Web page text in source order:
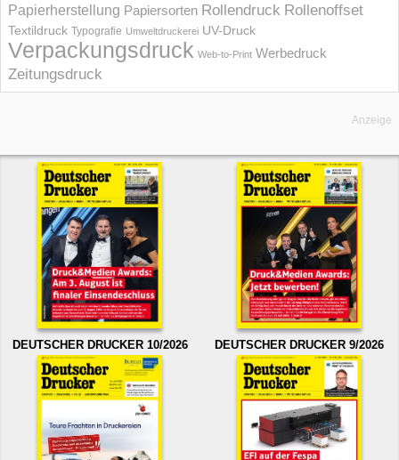
Papierherstellung Papiersorten Rollendruck Rollenoffset
Textildruck Typografie Umweltdruckerei UV-Druck
Verpackungsdruck Web-to-Print Werbedruck
Zeitungsdruck
Anzeige
DEUTSCHER DRUCKER 10/2026 DEUTSCHER DRUCKER 9/2026